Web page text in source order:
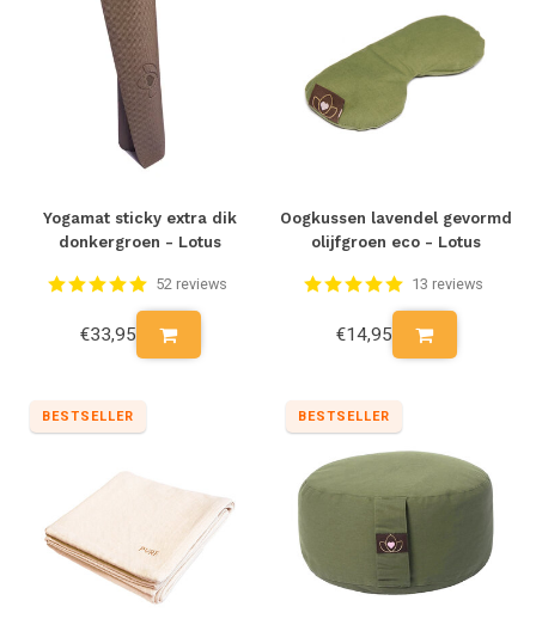
Yogamat sticky extra dik
donkergroen - Lotus
52 reviews
€33,95
Oogkussen lavendel gevormd
olijfgroen eco - Lotus
13 reviews
€14,95
BESTSELLER BESTSELLER